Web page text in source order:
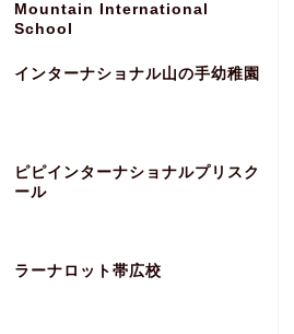
Mountain International
School
インターナショナル山の手幼稚園
ピピインターナショナルプリスク
ール
ラーナロット帯広校